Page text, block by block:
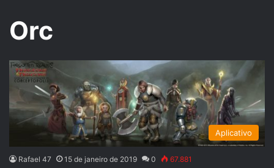
Orc
Aplicativo
Rafael 47 15 de janeiro de 2019 0 67.881